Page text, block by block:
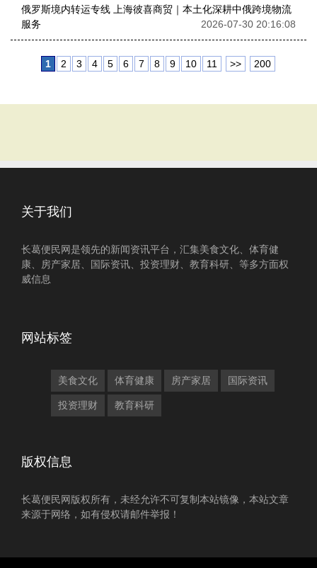
俄罗斯境内转运专线 上海彼喜商贸｜本土化深耕中俄跨境物流
服务
2026-07-30 20:16:08
1 2 3 4 5 6 7 8 9 10 11 >> 200
关于我们
长葛便民网是领先的新闻资讯平台，汇集美食文化、体育健
康、房产家居、国际资讯、投资理财、教育科研、等多方面权
威信息
网站标签
美食文化 体育健康 房产家居 国际资讯
投资理财 教育科研
版权信息
长葛便民网版权所有，未经允许不可复制本站镜像，本站文章
来源于网络，如有侵权请邮件举报！